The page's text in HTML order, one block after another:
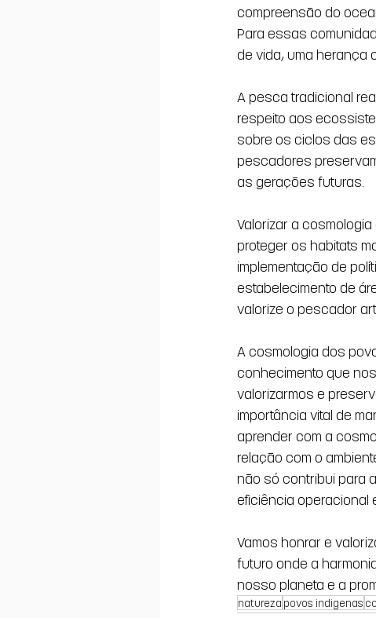
compreensão do
Para essas
de vida, uma herança
A pesca tradicional
respeito aos
sobre os ciclos das
pescadores
as gerações futuras.
Valorizar a
proteger os habitats
implementação de
estabelecimento de
valorize o pescador
A cosmologia dos
conhecimento que
valorizarmos e
importância vital de
aprender com a
relação com o
não só contribui para
eficiência operacional
Vamos honrar e
futuro onde a
nosso planeta e a
natureza povos indigenas